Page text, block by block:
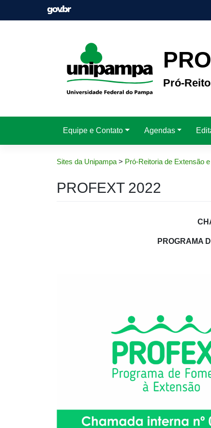
Pró-
Equipe e Contato Agendas
Sites da Unipampa> Pró-Reitoria de Extensão
PROFEXT 2022
PROGRAMA